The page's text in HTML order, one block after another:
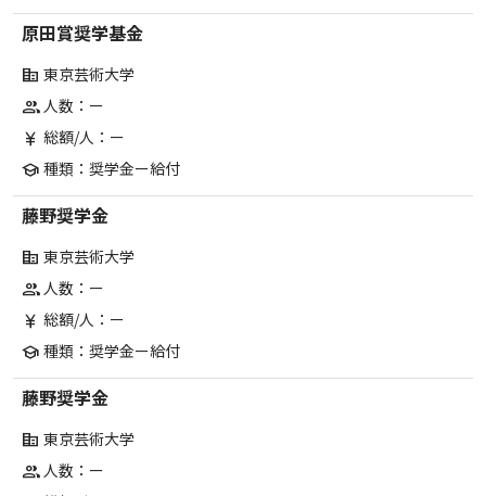
原田賞奨学基金
corporate_fare 東京芸術大学
group人数：ー
currency_yen 総額/人：ー
school 種類：奨学金ー給付
藤野奨学金
corporate_fare 東京芸術大学
group人数：ー
currency_yen 総額/人：ー
school 種類：奨学金ー給付
藤野奨学金
corporate_fare 東京芸術大学
group人数：ー